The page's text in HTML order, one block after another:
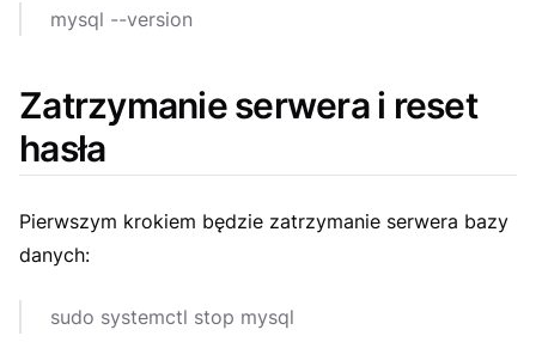
mysql --version
Zatrzymanie serwera i reset
hasła
Pierwszym krokiem będzie zatrzymanie serwera bazy
danych:
sudo systemctl stop mysql